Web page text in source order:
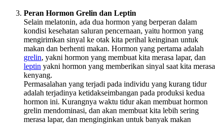
Peran Hormon Grelin dan Leptin
Selain melatonin, ada dua hormon yang berperan dalam
kondisi kesehatan saluran pencernaan, yaitu hormon yang
mengirimkan sinyal ke otak kita perihal keinginan untuk
makan dan berhenti makan. Hormon yang pertama adalah
grelin, yakni hormon yang membuat kita merasa lapar, dan
leptin yakni hormon yang memberikan sinyal saat kita merasa
kenyang.
Permasalahan yang terjadi pada individu yang kurang tidur
adalah terjadinya ketidakseimbangan pada produksi kedua
hormon ini. Kurangnya waktu tidur akan membuat hormon
grelin mendominasi, dan akan membuat kita lebih sering
merasa lapar, dan menginginkan untuk banyak makan